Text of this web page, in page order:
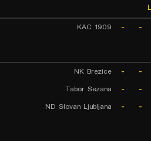
-
-
KAC 1909
-
-
NK Brezice
-
-
Tabor Sezana
-
-
ND Slovan Ljubljana